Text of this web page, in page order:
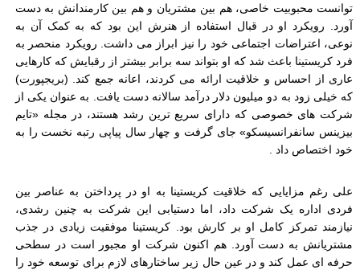
توانست محبوبیت خاصی، هم بین مشتریان و هم بین کارمندانش به دست
آورد. رویکرد او در قبال استفاده از هنرش این بود که به کمک آن به
نوعی، اعتراضات اجتماعی خود را نیز ابراز می داشت. رویکرد منحصر به
فرد کریستینا باعث شد که او بتواند سه برابر بیشتر از رقبایش که کارهایی
عاری از احساس و خلاقیت ارائه می کردند، اعانه جمع کند. (بریجپورت)
که خیلی زود به دو میلیون دلار درآمد سالانه دست یافت. به عنوان یکی از
شرکت های خصوصی که دارای سریع ترین رشد هستند، در مجله «تایم
بیزینس سانفرانسیسکو» جای گرفت و چهار سال پیاپی رتبه نخست را به
خود اختصاص داد
علی رغم مزایایی که خلاقیت کریستینا به او در پرداختن به عناصر بین
فردی اداره یک شرکت داد، اما دستیابی این شرکت به چنین رشدی،
نیازمند تمرکز کامل او بر کارش بود. کریستینا موفقیت زیادی در جذب
مشتریانش به دست آورد. هم اکنون شرکت او مجبور است در سطحی
حرفه ای عمل کند و در عین حال زیر ساختارهای لازم برای توسعه خود را